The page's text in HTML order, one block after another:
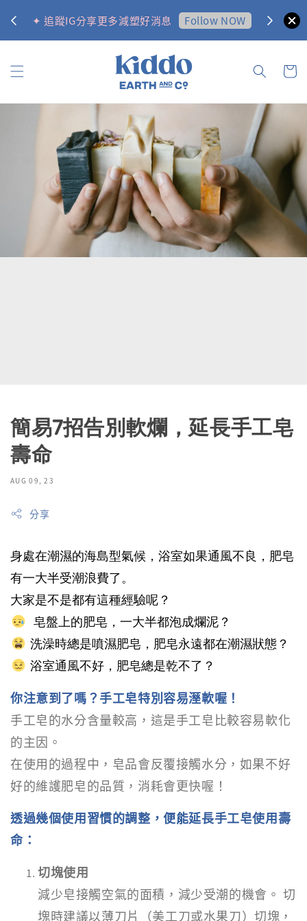
✦ 追蹤IG分享更多減塑好消息 Follow NOW ✦ 訂購
簡易7招告別軟爛，延長手工皂
壽命
AUG 09, 23
分享
身處在潮濕的海島型氣候，浴室如果通風不良，肥皂
有一大半受潮浪費了。
大家是不是都有這種經驗呢？
皂盤上的肥皂，一大半都泡成爛泥？
洗澡時總是噴濕肥皂，肥皂永遠都在潮濕狀態？
浴室通風不好，肥皂總是乾不了？
你注意到了嗎？手工皂特別容易溼軟喔！
手工皂的水分含量較高，這是手工皂比較容易軟化
的主因。
在使用的過程中，皂品會反覆接觸水分，如果不好
好的維護肥皂的品質，消耗會更快喔！
透過幾個使用習慣的調整，便能延長手工皂使用壽
命：
切塊使用
減少皂接觸空氣的面積，減少受潮的機會。 切
塊時建議以薄刀片（美工刀或水果刀）切塊，